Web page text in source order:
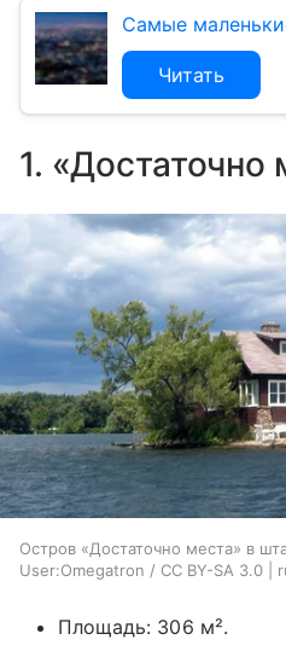
Самые
Читать
1.
Остров «Достаточно места» в
User:Omegatron / CC BY-SA 3.0 |
Площадь: 306 м².